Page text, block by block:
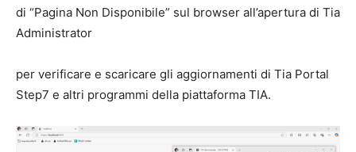
di “Pagina Non Disponibile” sul browser all’apertura di Tia
Administrator
per verificare e scaricare gli aggiornamenti di Tia Portal
Step7 e altri programmi della piattaforma TIA.